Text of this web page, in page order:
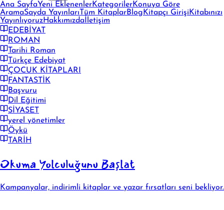
Ana SayfaYeni EklenenlerKategorilerKonuya Göre
AramaSayda Yayınları Tüm KitaplarBlog Kitapçı Girişi Kitabınızı
YayınlıyoruzHakkımızda İletişim
EDEBİYAT
ROMAN
Tarihi Roman
Türkçe Edebiyat
ÇOCUK KİTAPLARI
FANTASTİK
Başvuru
Dil Eğitimi
SİYASET
yerel yönetimler
Öykü
TARİH
Okuma Yolculuğunu Başlat
Kampanyalar, indirimli kitaplar ve yazar fırsatları seni bekliyor.